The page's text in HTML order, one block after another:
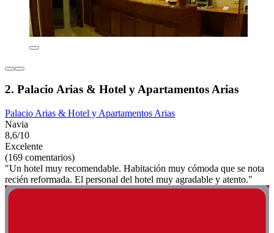
2. Palacio Arias & Hotel y Apartamentos Arias
Palacio Arias & Hotel y Apartamentos Arias
Navia
8,6/10
Excelente
(169 comentarios)
"Un hotel muy recomendable. Habitación muy cómoda que se nota
recién reformada. El personal del hotel muy agradable y atento."